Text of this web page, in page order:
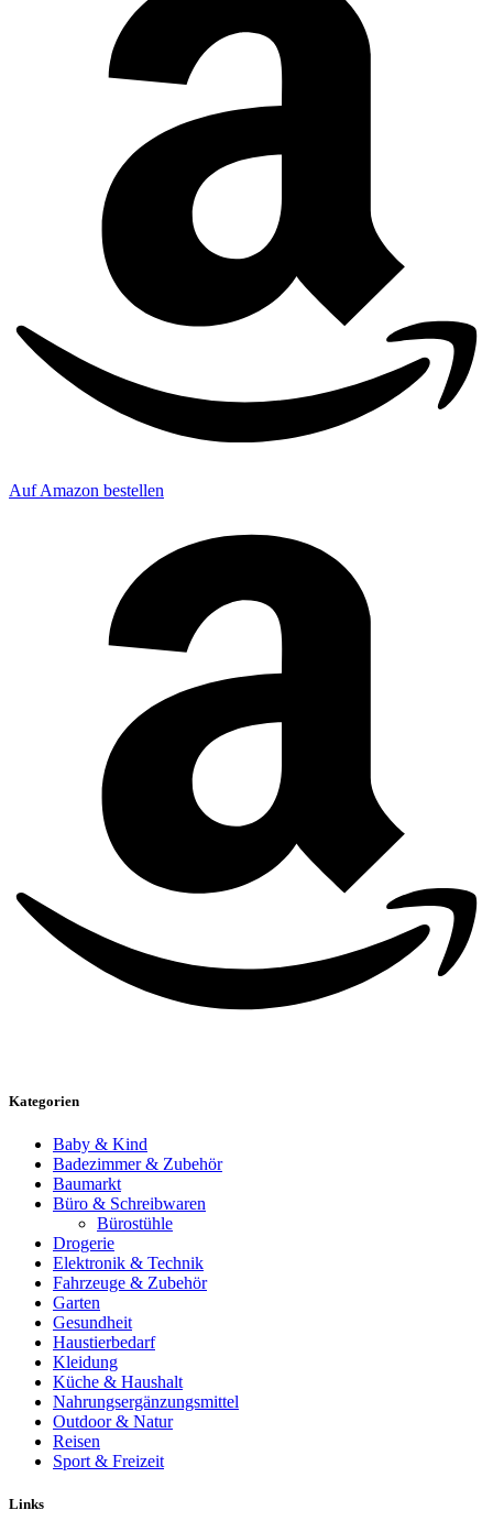
Auf Amazon bestellen
Kategorien
Baby & Kind
Badezimmer & Zubehör
Baumarkt
Büro & Schreibwaren
Bürostühle
Drogerie
Elektronik & Technik
Fahrzeuge & Zubehör
Garten
Gesundheit
Haustierbedarf
Kleidung
Küche & Haushalt
Nahrungsergänzungsmittel
Outdoor & Natur
Reisen
Sport & Freizeit
Links